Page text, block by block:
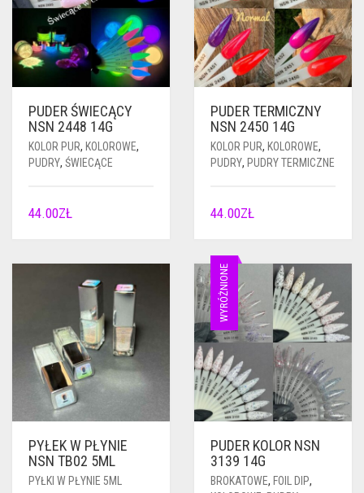
PUDER ŚWIECĄCY
NSN 2448 14G
KOLOR PUR, KOLOROWE,
PUDRY, ŚWIECĄCE
44.00ZŁ
PUDER TERMICZNY
NSN 2450 14G
KOLOR PUR, KOLOROWE,
PUDRY, PUDRY TERMICZNE
44.00ZŁ
PYŁEK W PŁYNIE
NSN TB02 5ML
PYŁKI W PŁYNIE 5ML
WYRÓŻNIONE
PUDER KOLOR NSN
3139 14G
BROKATOWE, FOIL DIP,